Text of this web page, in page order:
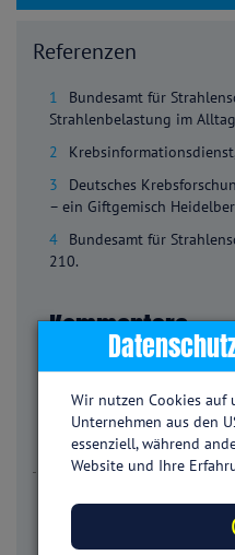
Referenzen
1
Bundesamt für
Strahlenbelastung im
2
3
Deutsches
– ein Giftgemisch
4
Bundesamt für
210.
Kommentare
30.03.2020
Und noch ein Grund mehr,
Dein Kommentar
Dein Name
Wir nutzen Cookies auf
Unternehmen aus den
essenziell, während
Website und Ihre